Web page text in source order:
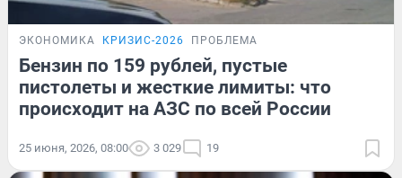
ЭКОНОМИКА КРИЗИС-2026 ПРОБЛЕМА
Бензин по 159 рублей, пустые
пистолеты и жесткие лимиты: что
происходит на АЗС по всей России
25 июня, 2026, 08:00 3 029 19